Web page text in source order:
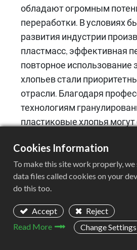
русский язык
обладают огромным
переработки. В условиях
развития индустрии
пластмасс, эффективная
повторное использование
хлопьев стали
отрасли. Благодаря
технологиям
пластиковые хлопья
переработанные частицы,
новую энергию в
цикла.
2. ACERETECH
одношнековый
Cookies Information
To make this site work properly,
data files called cookies on your
do this too.
Accept
Reject
Read More
Change Settings